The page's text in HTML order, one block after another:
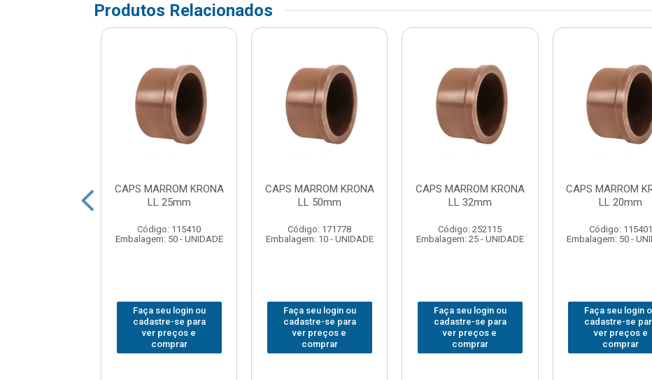
Produtos Relacionados
CAPS MARROM KRONA
LL 25mm
Código: 115410
Embalagem: 50 - UNIDADE
Faça seu login ou
cadastre-se para
ver preços e
comprar
CAPS MARROM KRONA
LL 50mm
Código: 171778
Embalagem: 10 - UNIDADE
Faça seu login ou
cadastre-se para
ver preços e
comprar
CAPS MARROM KRONA
LL 32mm
Código: 252115
Embalagem: 25 - UNIDADE
Faça seu login ou
cadastre-se para
ver preços e
comprar
CAPS MARROM
LL 20mm
Código: 115401
Embalagem: 50 -
Faça seu login
cadastre-se
ver preços e
comprar